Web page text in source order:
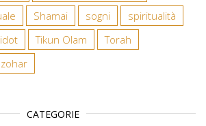
Shamai sogni
spiritualità
Tikun Olam
Torah
zohar
CATEGORIE